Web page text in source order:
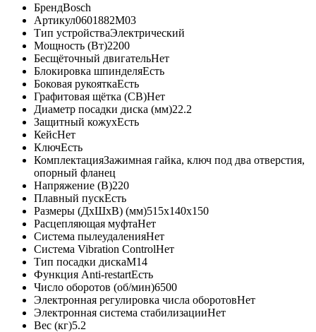
БрендBosch
Артикул0601882M03
Тип устройстваЭлектрический
Мощность (Вт)2200
Бесщёточный двигательНет
Блокировка шпинделяЕсть
Боковая рукояткаЕсть
Графитовая щётка (CB)Нет
Диаметр посадки диска (мм)22.2
Защитный кожухЕсть
КейсНет
КлючЕсть
КомплектацияЗажимная гайка, ключ под два отверстия,
опорный фланец
Напряжение (В)220
Плавный пускЕсть
Размеры (ДхШхВ) (мм)515x140x150
Расцепляющая муфтаНет
Система пылеудаленияНет
Система Vibration ControlНет
Тип посадки дискаM14
Функция Anti-restartЕсть
Число оборотов (об/мин)6500
Электронная регулировка числа оборотовНет
Электронная система стабилизацииНет
Вес (кг)5.2